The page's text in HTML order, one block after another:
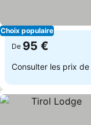
Choix populaire
De 95 €
Consulter les prix de